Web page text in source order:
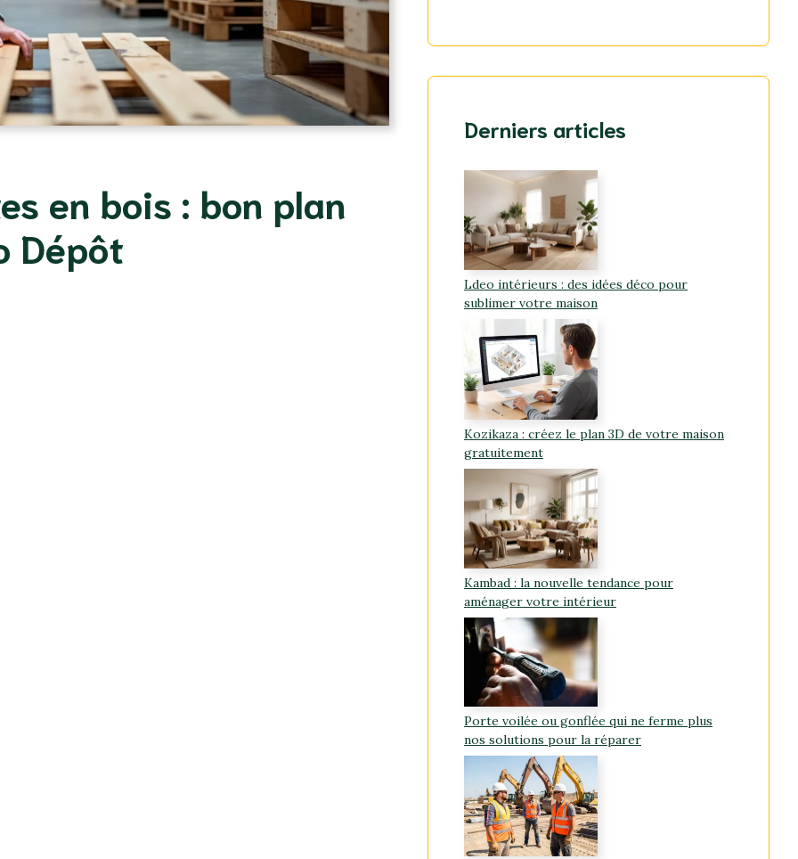
en bois : bon plan
Dépôt
Derniers articles
Ldeo intérieurs : des idées déco pour
sublimer votre maison
Kozikaza : créez le plan 3D de votre maison
gratuitement
Kambad : la nouvelle tendance pour
aménager votre intérieur
Porte voilée ou gonflée qui ne ferme plus
nos solutions pour la réparer